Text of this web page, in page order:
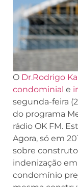
O Dr.Rodrigo
condominial e
segunda-feira
do programa
rádio OK FM.
Agora, só em
sobre
indenização
condomínio